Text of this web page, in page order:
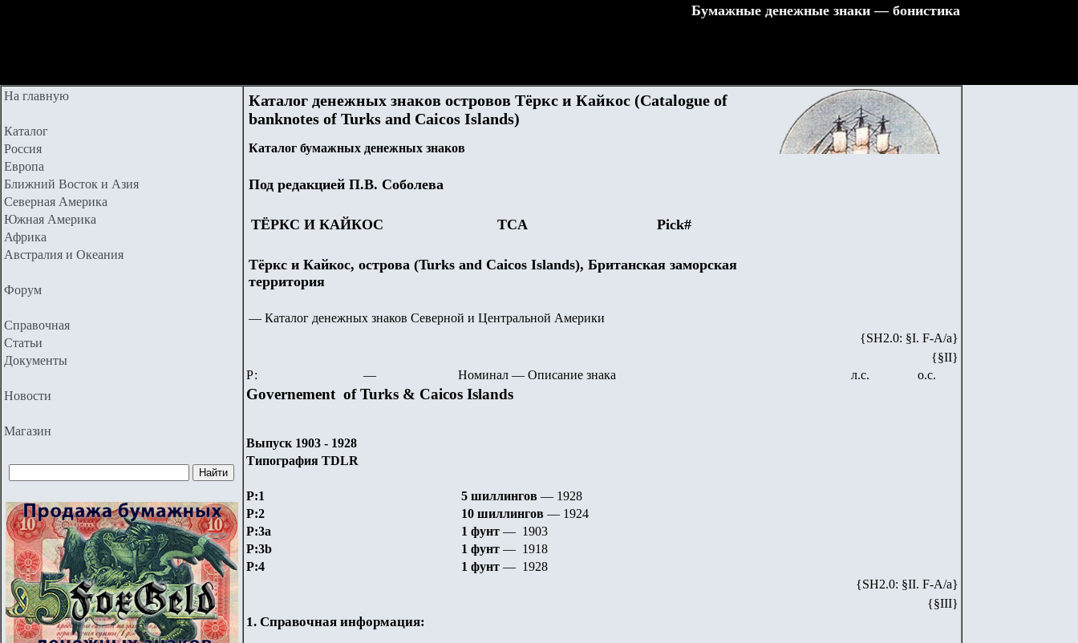
Бумажные денежные знаки — бонистика
На главную
Каталог
Россия
Европа
Ближний Восток и Азия
Северная Америка
Южная Америка
Африка
Австралия и Океания
Форум
Справочная
Статьи
Документы
Новости
Магазин
Каталог денежных знаков островов Тёркс и Кайкос (Catalogue of
banknotes of Turks and Caicos Islands)
Каталог бумажных денежных знаков
Под редакцией П.В. Соболева
ТЁРКС И КАЙКОС TCA Pick#
Тёркс и Кайкос, острова (Turks and Caicos Islands), Британская заморская
территория
— Каталог денежных знаков Северной и Центральной Америки
{SH2.0: §I. F-А/а}
{§II}
Р:
— Номинал — Описание знака л.с. о.с.
Governement of Turks & Caicos Islands
Выпуск 1903 - 1928
Типография TDLR
P:1 5 шиллингов — 1928
P:2
10 шиллингов — 1924
P:3a
1 фунт — 1903
P:3b
1 фунт — 1918
P:4
1 фунт — 1928
{SH2.0: §II. F-A/a}
{§III}
1. Справочная информация: